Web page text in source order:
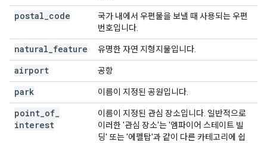
postal code
국가 내에서 우편물을 보낼 때 사용되는 우편
번호입니다.
natural feature 유명한 자연 지형지물입니다.
airport 공항
park 이름이 지정된 공원입니다.
point of
interest
이름이 지정된 관심 장소입니다. 일반적으로
이러한 '관심 장소'는 '엠파이어 스테이트 빌
딩' 또는 '에펠탑'과 같이 다른 카테고리에 쉽